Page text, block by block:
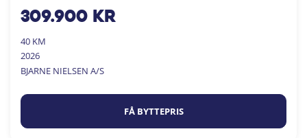
309.900kr
40 KM
2026
BJARNE NIELSEN A/S
FÅ BYTTEPRIS